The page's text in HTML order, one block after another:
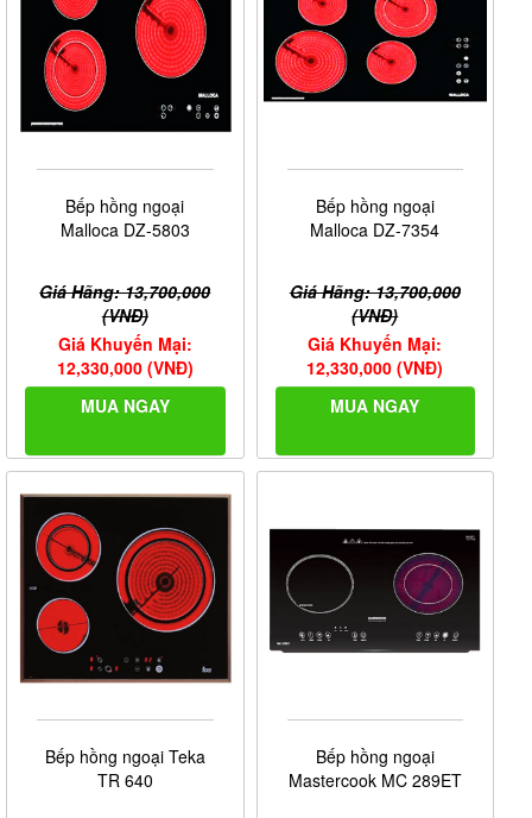
Bếp hồng ngoại
Malloca DZ-5803
Giá Hãng: 13,700,000
(VNĐ)
Giá Khuyến Mại:
12,330,000 (VNĐ)
MUA NGAY
Bếp hồng ngoại
Malloca DZ-7354
Giá Hãng: 13,700,000
(VNĐ)
Giá Khuyến Mại:
12,330,000 (VNĐ)
MUA NGAY
Bếp hồng ngoại Teka
TR 640
Bếp hồng ngoại
Mastercook MC 289ET